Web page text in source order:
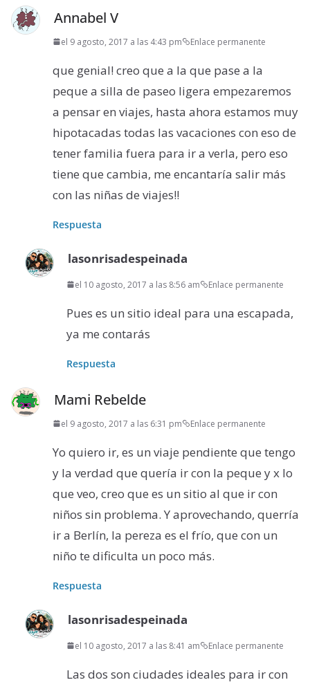
Annabel V
el 9 agosto, 2017 a las 4:43 pm Enlace permanente
que genial! creo que a la que pase a la
peque a silla de paseo ligera empezaremos
a pensar en viajes, hasta ahora estamos muy
hipotacadas todas las vacaciones con eso de
tener familia fuera para ir a verla, pero eso
tiene que cambia, me encantaría salir más
con las niñas de viajes!!
Respuesta
lasonrisadespeinada
el 10 agosto, 2017 a las 8:56 am Enlace permanente
Pues es un sitio ideal para una escapada,
ya me contarás
Respuesta
Mami Rebelde
el 9 agosto, 2017 a las 6:31 pm Enlace permanente
Yo quiero ir, es un viaje pendiente que tengo
y la verdad que quería ir con la peque y x lo
que veo, creo que es un sitio al que ir con
niños sin problema. Y aprovechando, querría
ir a Berlín, la pereza es el frío, que con un
niño te dificulta un poco más.
Respuesta
lasonrisadespeinada
el 10 agosto, 2017 a las 8:41 am Enlace permanente
Las dos son ciudades ideales para ir con